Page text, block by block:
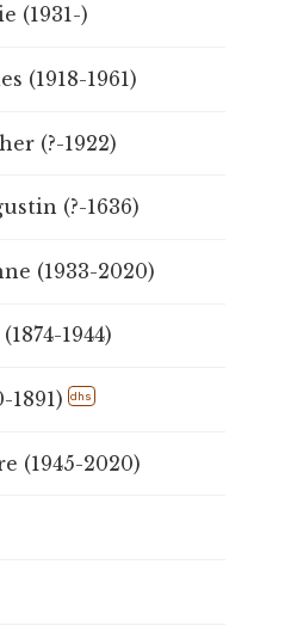
(1931-)
(1918-1961)
(?-1922)
(?-1636)
(1933-2020)
1944)
1891) dhs
(1945-2020)